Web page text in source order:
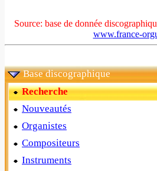
Source: base de donnée
www.france-
Base discographique
Recherche
Nouveautés
Organistes
Compositeurs
Instruments